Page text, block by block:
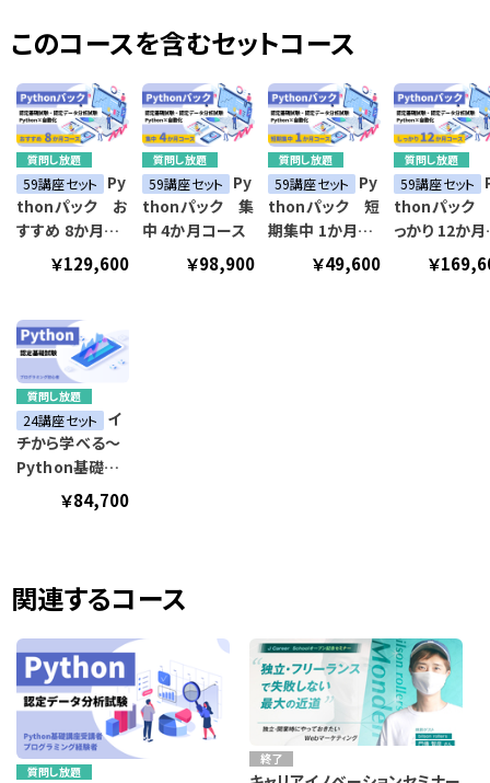
このコースを含むセットコース
質問し放題
59講座セット Py
thonパック お
すすめ 8か月コ
￥129,600
質問し放題
59講座セット Py
thonパック 集
中 4か月コース
￥98,900
質問し放題
59講座セット Py
thonパック 短
期集中 1か月コ
￥49,600
質問し放題
59講座セット
thonパック
っかり 12か
￥
質問し放題
24講座セット イ
チから学べる～
Python基礎講
￥84,700
関連するコース
質問し放題
終了